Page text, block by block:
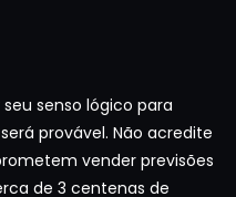
senso lógico para
provável. Não acredite
vender previsões
de 3 centenas de